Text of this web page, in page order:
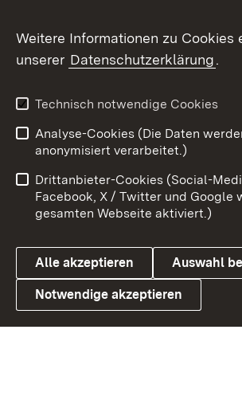
X / Twitter
Youtube
Link zum Landesportal
Impressum
Kontakt
Barrierefreiheit
Cookies
Weitere Informationen zu Cookies
unserer Datenschutzerklärung.
Technisch notwendige Cookies
Analyse-Cookies (Die Daten
anonymisiert verarbeitet.)
Drittanbieter-Cookies (Social-
Facebook, X / Twitter und Google
gesamten Webseite aktiviert.)
Alle akzeptieren Auswahl
Notwendige akzeptieren